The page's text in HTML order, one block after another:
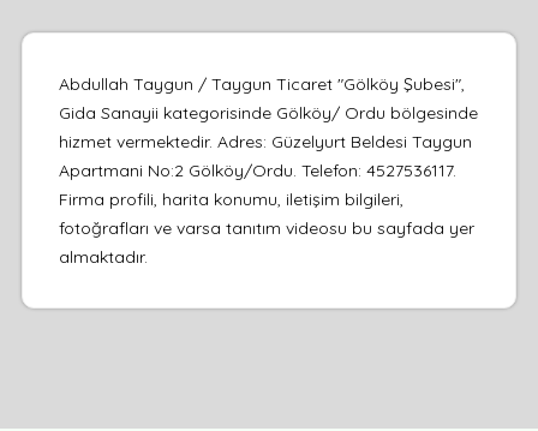
Abdullah Taygun / Taygun Ticaret "Gölköy Şubesi",
Gida Sanayii kategorisinde Gölköy/ Ordu bölgesinde
hizmet vermektedir. Adres: Güzelyurt Beldesi Taygun
Apartmani No:2 Gölköy/Ordu. Telefon: 4527536117.
Firma profili, harita konumu, iletişim bilgileri,
fotoğrafları ve varsa tanıtım videosu bu sayfada yer
almaktadır.